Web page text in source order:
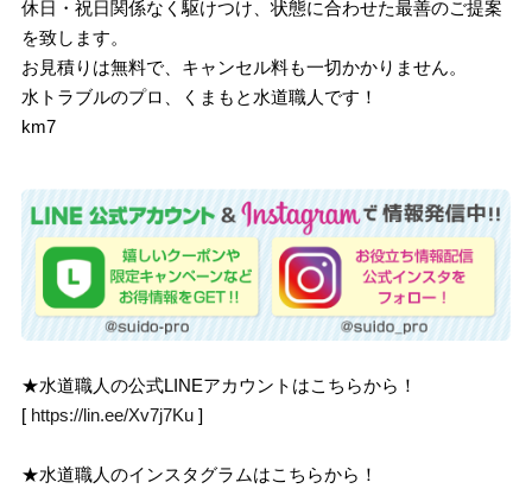
休日・祝日関係なく駆けつけ、状態に合わせた最善のご提案
を致します。
お見積りは無料で、キャンセル料も一切かかりません。
水トラブルのプロ、くまもと水道職人です！
km7
★水道職人の公式LINEアカウントはこちらから！
[ https://lin.ee/Xv7j7Ku ]
★水道職人のインスタグラムはこちらから！